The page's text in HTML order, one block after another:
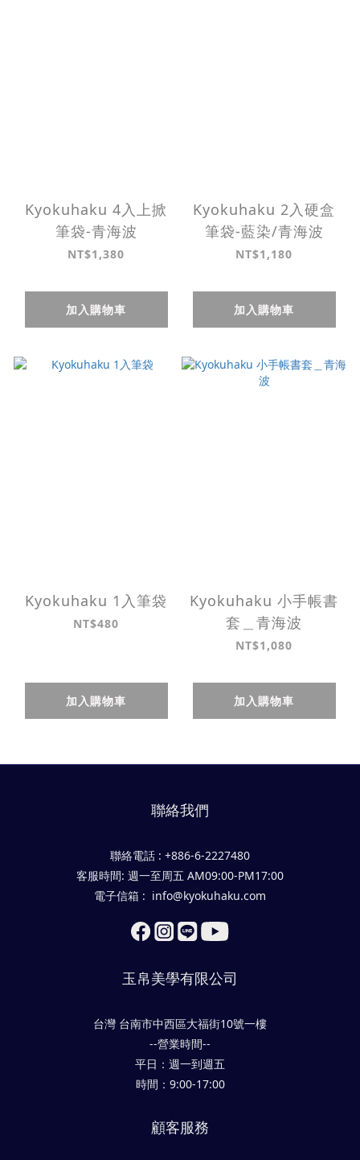
Kyokuhaku 4入上掀
筆袋-青海波
NT$1,380
加入購物車
Kyokuhaku 2入硬盒
筆袋-藍染/青海波
NT$1,180
加入購物車
Kyokuhaku 1入筆袋
NT$480
加入購物車
Kyokuhaku 小手帳書
套＿青海波
NT$1,080
加入購物車
聯絡我們
聯絡電話 : +886-6-2227480
客服時間: 週一至周五 AM09:00-PM17:00
電子信箱 : info@kyokuhaku.com
玉帛美學有限公司
台灣 台南市中西區大福街10號一樓
--營業時間--
平日：週一到週五
時間：9:00-17:00
顧客服務